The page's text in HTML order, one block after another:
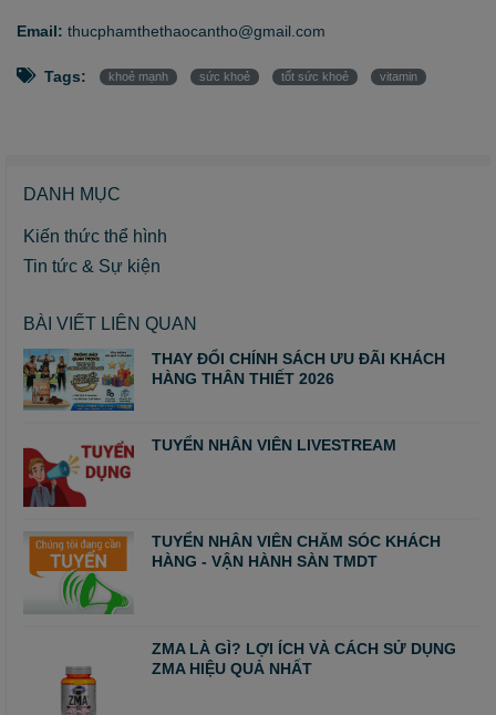
Email: thucphamthethaocantho@gmail.com
Tags: khoẻ mạnh sức khoẻ tốt sức khoẻ vitamin
DANH MỤC
Kiến thức thể hình
Tin tức & Sự kiện
BÀI VIẾT LIÊN QUAN
THAY ĐỔI CHÍNH SÁCH ƯU ĐÃI KHÁCH
HÀNG THÂN THIẾT 2026
TUYỂN NHÂN VIÊN LIVESTREAM
TUYỂN NHÂN VIÊN CHĂM SÓC KHÁCH
HÀNG - VẬN HÀNH SÀN TMDT
ZMA LÀ GÌ? LỢI ÍCH VÀ CÁCH SỬ DỤNG
ZMA HIỆU QUẢ NHẤT